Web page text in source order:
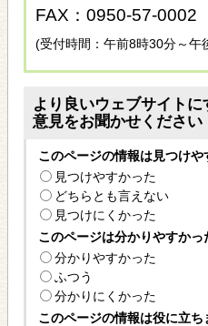
FAX：0950-57-0002
(受付時間：午前8時30分～午
より良いウェブサイト
意見をお聞かせください
このページの情報は見つけや
見つけやすかった
どちらとも言えない
見つけにくかった
このページは分かりやすかっ
分かりやすかった
ふつう
分かりにくかった
このページの情報は役に立ち